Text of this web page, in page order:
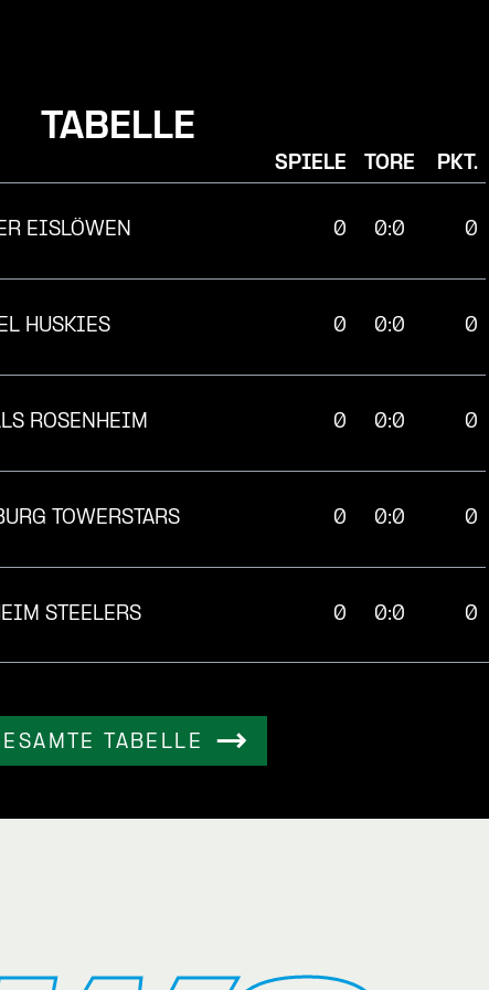
TABELLE
SPIELE TORE PKT.
EISLÖWEN 0 0:0 0
HUSKIES 0 0:0 0
ROSENHEIM 0 0:0 0
TOWERSTARS 0 0:0 0
STEELERS 0 0:0 0
TABELLE